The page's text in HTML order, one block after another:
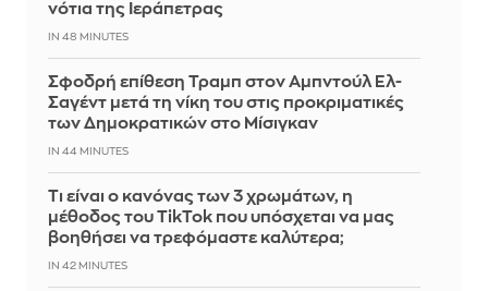
νότια της Ιεράπετρας
IN 48 MINUTES
Σφοδρή επίθεση Τραμπ στον Αμπντούλ Ελ-
Σαγέντ μετά τη νίκη του στις προκριματικές
των Δημοκρατικών στο Μίσιγκαν
IN 44 MINUTES
Τι είναι ο κανόνας των 3 χρωμάτων, η
μέθοδος του TikTok που υπόσχεται να μας
βοηθήσει να τρεφόμαστε καλύτερα;
IN 42 MINUTES